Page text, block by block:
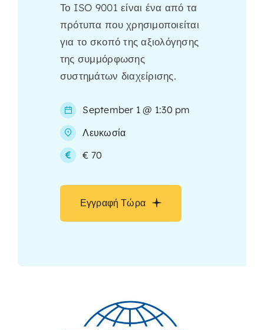
Το ISO 9001 είναι ένα από τα
πρότυπα που χρησιμοποιείται
για το σκοπό της αξιολόγησης
της συμμόρφωσης
συστημάτων διαχείρισης.
September 1 @ 1:30 pm
Λευκωσία
€ 70
Εγγραφή Τώρα